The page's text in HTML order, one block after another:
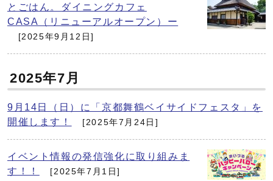
とごはん。ダイニングカフェ
CASA（リニューアルオープン）ー
[2025年9月12日]
2025年7月
9月14日（日）に「京都舞鶴ベイサイドフェスタ」を
開催します！
[2025年7月24日]
イベント情報の発信強化に取り組みま
す！！
[2025年7月1日]